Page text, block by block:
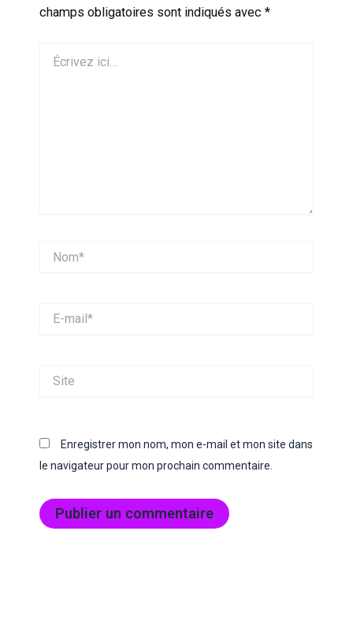
champs obligatoires sont indiqués avec *
ici…
mail*
Enregistrer mon nom, mon e-mail et mon site dans
le navigateur pour mon prochain commentaire.